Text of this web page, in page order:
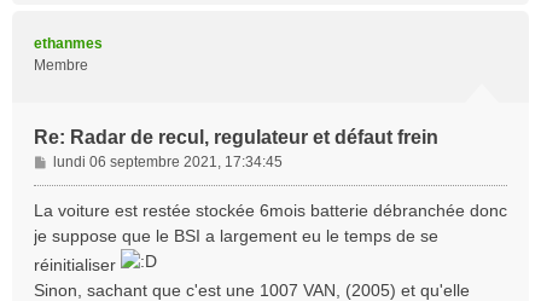
ethanmes
Membre
Re: Radar de recul, regulateur et défaut frein
M
e
s
g
e
lundi 06 septembre 2021, 17:34:45
La voiture est restée stockée 6mois batterie débranchée donc
je suppose que le BSI a largement eu le temps de se
réinitialiser
Sinon, sachant que c'est une 1007 VAN, (2005) et qu'elle